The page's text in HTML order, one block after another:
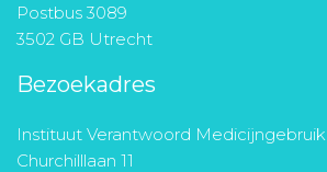
Postbus 3089
3502 GB Utrecht
Bezoekadres
Instituut Verantwoord Medicijngebruik
Churchilllaan 11